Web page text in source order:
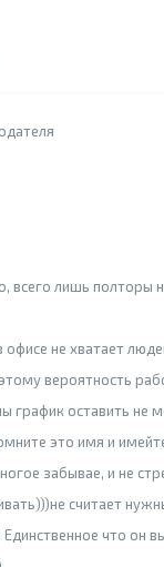
всего лишь полторы
офисе не хватает
вероятность
график оставить не
это имя и
забывае, и не
считает
Единственное что